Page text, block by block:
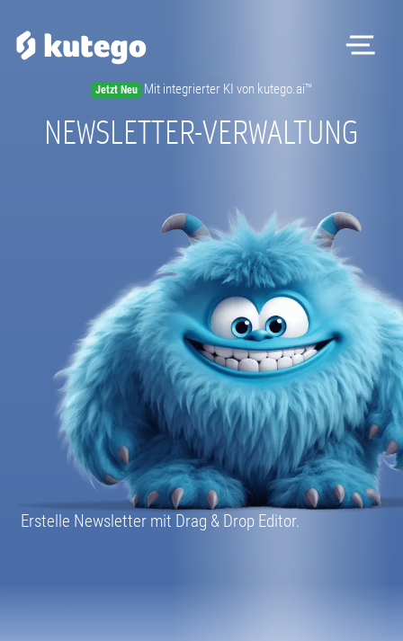
Jetzt Neu Mit integrierter KI von kutego.ai™
NEWSLETTER-VERWALTUNG
Erstelle Newsletter mit Drag & Drop Editor.
Software
Hardware
Kontakt
Magazin
Registrieren
Beratungstermin
08004003055